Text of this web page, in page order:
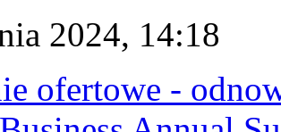
2024, 14:18
ofertowe -